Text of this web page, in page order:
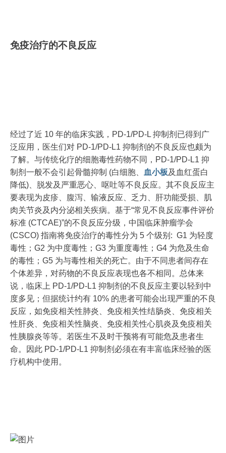
免疫治疗的不良反应
经过了近 10 年的临床实践，PD-1/PD-L 抑制剂已得到广
泛应用，医生们对 PD-1/PD-L1 抑制剂的不良反应也颇为
了解。与传统化疗的细胞毒性药物不同，PD-1/PD-L1 抑
制剂一般不会引起骨髓抑制 (白细胞、
血小板及血红蛋白
降低)、脱发及严重恶心、呕吐等不良反应。其不良反应主
要表现为皮疹、腹泻、输液反应、乏力、肝功能受损、肌
肉关节炎及内分泌相关疾病。基于“常见不良反应事件评价
标准 (CTCAE)”的不良反应分级，中国临床肿瘤学会
(CSCO) 指南将免疫治疗的毒性分为 5 个级别: G1 为轻度
毒性；G2 为中度毒性；G3 为重度毒性；G4 为危及生命
的毒性；G5 为与毒性相关的死亡。由于不同患者间存在
个体差异，对药物的不良反应表现也各不相同。总体来
说，临床上 PD-1/PD-L1 抑制剂的不良反应主要以轻到中
度多见；但据统计约有 10% 的患者可能会出现严重的不良
反应，如免疫相关性肺炎、免疫相关性结肠炎、免疫相关
性肝炎、免疫相关性脑炎、免疫相关性心肌炎及免疫相关
性胰腺炎等等。若医生不及时干预将有可能危及患者生
命。因此 PD-1/PD-L1 抑制剂必须在有丰富临床经验的医
疗机构中使用。